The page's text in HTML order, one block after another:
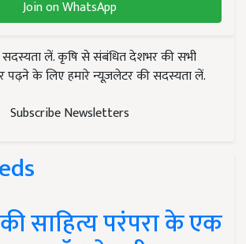
Join on WhatsApp
सदस्यता लें. कृषि से संबंधित देशभर की सभी
के लिए हमारे न्यूज़लेटर की सदस्यता लें.
Subscribe Newsletters
साहित्य परंपरा के एक